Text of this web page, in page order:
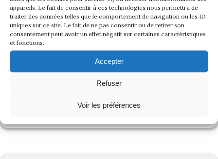
appareils. Le fait de consentir à ces technologies nous permettra de
traiter des données telles que le comportement de navigation ou les ID
uniques sur ce site. Le fait de ne pas consentir ou de retirer son
consentement peut avoir un effet négatif sur certaines caractéristiques
et fonctions.
Accepter
Refuser
Voir les préférences
Voir l'album de cette rencontre